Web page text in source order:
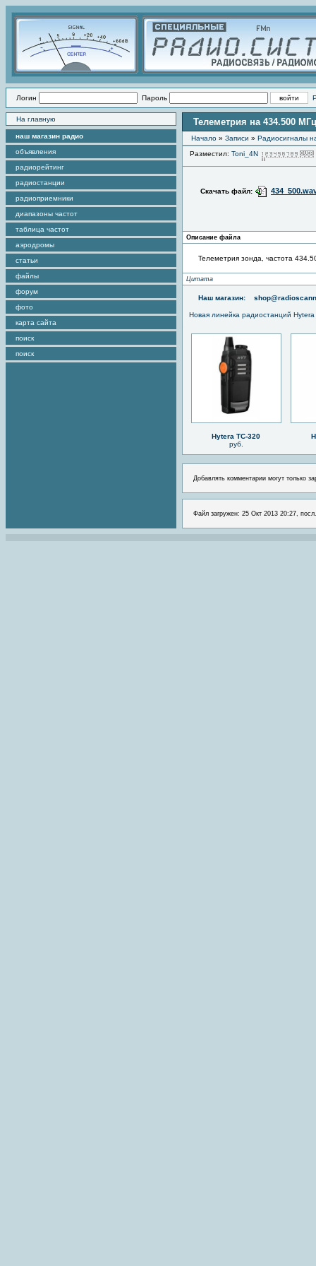
Логин Пароль
На главную
наш магазин радио
объявления
радиорейтинг
радиостанции
радиоприемники
диапазоны частот
таблица частот
аэродромы
статьи
файлы
форум
фото
карта сайта
поиск
поиск
Телеметрия на 434.500 МГц
Начало » Записи » Радиоcигналы
Разместил: Toni_4N
Скачать файл:
Описание файла
Телеметрия зонда, частота
Цитата
Наш магазин:
Новая линейка радиостанций
Hytera TC-320
руб.
Добавлять комментарии могут только
Файл загружен: 25 Окт 2013 20:27,